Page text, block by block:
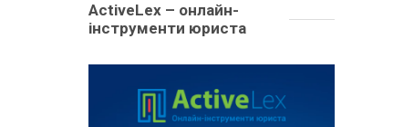
ActiveLex – онлайн-
інструменти юриста